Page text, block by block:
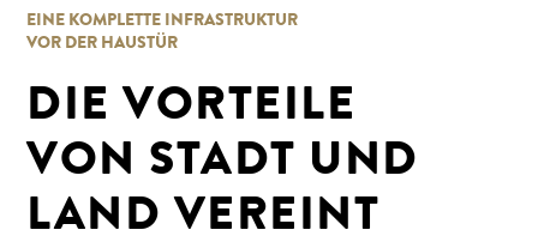
EINE KOMPLETTE INFRASTRUKTUR
VOR DER HAUSTÜR
DIE VORTEILE
VON STADT UND
LAND VEREINT